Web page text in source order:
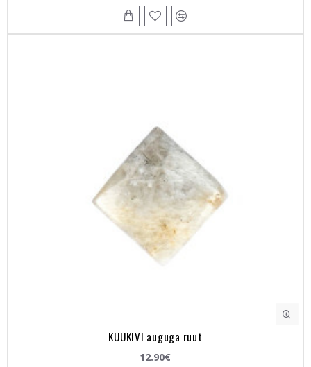
KUUKIVI auguga ruut
12.90€